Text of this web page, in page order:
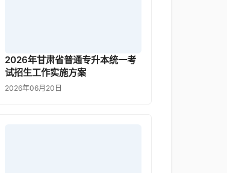
2026年甘肃省普通专升本统一考
试招生工作实施方案
2026年06月20日